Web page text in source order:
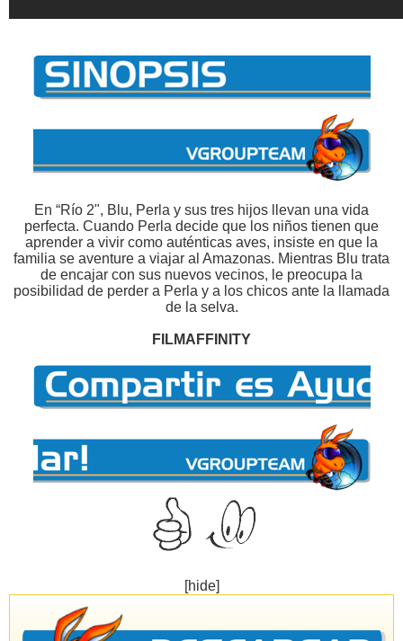
En “Río 2", Blu, Perla y sus tres hijos llevan una vida
perfecta. Cuando Perla decide que los niños tienen que
aprender a vivir como auténticas aves, insiste en que la
familia se aventure a viajar al Amazonas. Mientras Blu trata
de encajar con sus nuevos vecinos, le preocupa la
posibilidad de perder a Perla y a los chicos ante la llamada
de la selva.
FILMAFFINITY
[hide]